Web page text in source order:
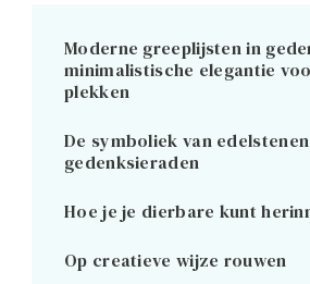
Moderne greeplijsten in
minimalistische elegantie
plekken
De symboliek van
gedenksieraden
Hoe je je dierbare kunt
Op creatieve wijze rouwen